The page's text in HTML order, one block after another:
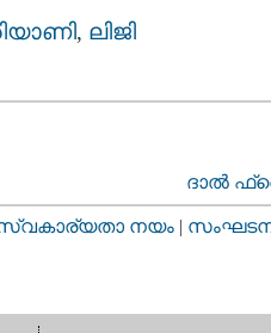
, ലിജി
ദാല്‍
നയം |